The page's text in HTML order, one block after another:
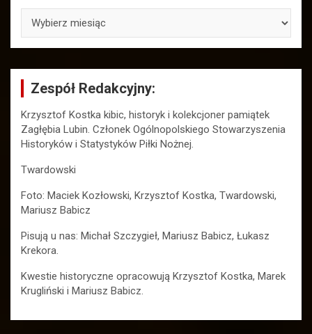
Zespół Redakcyjny:
Krzysztof Kostka kibic, historyk i kolekcjoner pamiątek
Zagłębia Lubin. Członek Ogólnopolskiego Stowarzyszenia
Historyków i Statystyków Piłki Nożnej.
Twardowski
Foto: Maciek Kozłowski, Krzysztof Kostka, Twardowski,
Mariusz Babicz
Pisują u nas: Michał Szczygieł, Mariusz Babicz, Łukasz
Krekora.
Kwestie historyczne opracowują Krzysztof Kostka, Marek
Krugliński i Mariusz Babicz.